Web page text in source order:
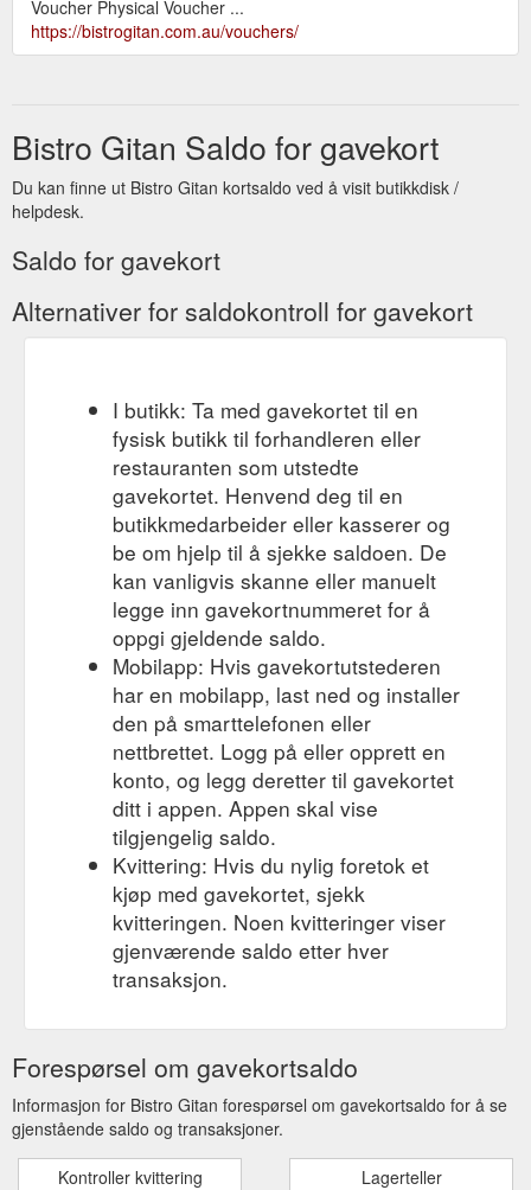
Voucher Physical Voucher ...
https://bistrogitan.com.au/vouchers/
Bistro Gitan Saldo for gavekort
Du kan finne ut Bistro Gitan kortsaldo ved å visit butikkdisk /
helpdesk.
Saldo for gavekort
Alternativer for saldokontroll for gavekort
I butikk: Ta med gavekortet til en
fysisk butikk til forhandleren eller
restauranten som utstedte
gavekortet. Henvend deg til en
butikkmedarbeider eller kasserer og
be om hjelp til å sjekke saldoen. De
kan vanligvis skanne eller manuelt
legge inn gavekortnummeret for å
oppgi gjeldende saldo.
Mobilapp: Hvis gavekortutstederen
har en mobilapp, last ned og installer
den på smarttelefonen eller
nettbrettet. Logg på eller opprett en
konto, og legg deretter til gavekortet
ditt i appen. Appen skal vise
tilgjengelig saldo.
Kvittering: Hvis du nylig foretok et
kjøp med gavekortet, sjekk
kvitteringen. Noen kvitteringer viser
gjenværende saldo etter hver
transaksjon.
Forespørsel om gavekortsaldo
Informasjon for Bistro Gitan forespørsel om gavekortsaldo for å se
gjenstående saldo og transaksjoner.
Kontroller kvittering Lagerteller